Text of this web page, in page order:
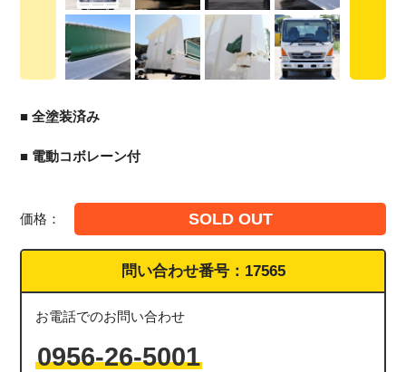
■ 全塗装済み
■ 電動コボレーン付
価格： SOLD OUT
問い合わせ番号： 17565
お電話でのお問い合わせ
0956-26-5001